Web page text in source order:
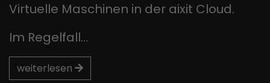
Virtuelle Maschinen in der aixit Cloud.
Im Regelfall…
weiterlesen